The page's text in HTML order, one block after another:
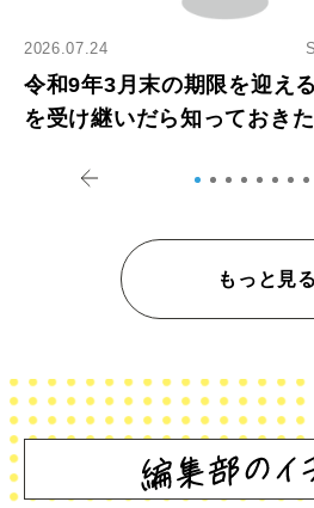
2026.07.24
令和9年3月末の期限を迎え
を受け継いだら知っておき
もっと見る